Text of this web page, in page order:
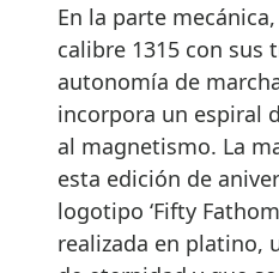
En la parte
calibre 1315 con sus
autonomía de
incorpora un espiral
al magnetismo. La
esta edición de
logotipo ‘Fifty
realizada en platino,